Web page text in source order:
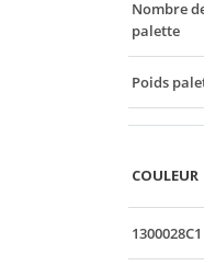
Nombre
palette
Poids
COULEUR